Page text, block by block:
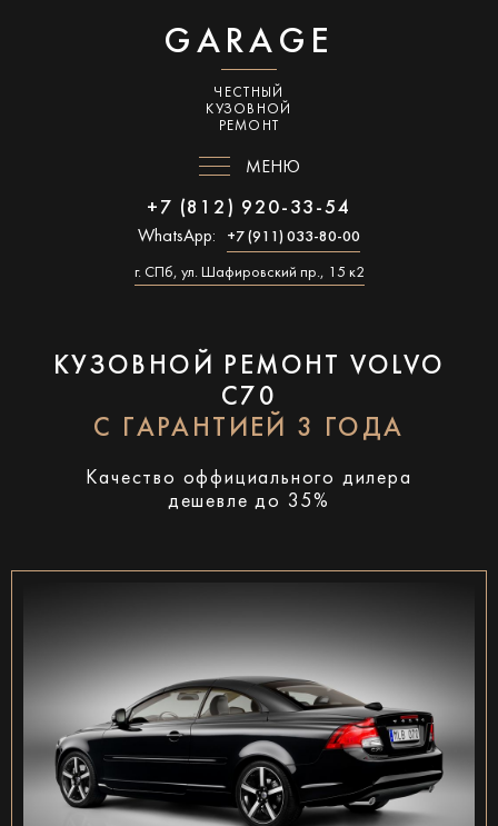
GARAGE
ЧЕСТНЫЙ
КУЗОВНОЙ
РЕМОНТ
МЕНЮ
+7 (812) 920-33-54
WhatsApp: +7 (911) 033-80-00
г. СПб, ул. Шафировский пр., 15 к2
КУЗОВНОЙ РЕМОНТ VOLVO
C70
С ГАРАНТИЕЙ 3 ГОДА
Качество оффициального дилера
дешевле до 35%